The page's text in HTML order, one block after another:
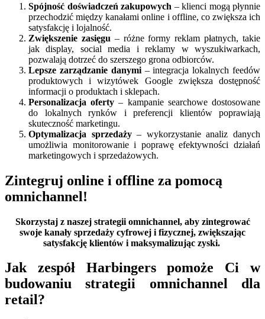
Spójność doświadczeń zakupowych – klienci mogą płynnie
przechodzić między kanałami online i offline, co zwiększa ich
satysfakcję i lojalność.
Zwiększenie zasięgu – różne formy reklam płatnych, takie
jak display, social media i reklamy w wyszukiwarkach,
pozwalają dotrzeć do szerszego grona odbiorców.
Lepsze zarządzanie danymi– integracja lokalnych feedów
produktowych i wizytówek Google zwiększa dostępność
informacji o produktach i sklepach.
Personalizacja oferty – kampanie searchowe dostosowane
do lokalnych rynków i preferencji klientów poprawiają
skuteczność marketingu.
Optymalizacja sprzedaży– wykorzystanie analiz danych
umożliwia monitorowanie i poprawę efektywności działań
marketingowych i sprzedażowych.
Zintegruj online i offline za pomocą
omnichannel!
Skorzystaj z naszej strategii omnichannel, aby zintegrować
swoje kanały sprzedaży cyfrowej i fizycznej, zwiększając
satysfakcję klientów i maksymalizując zyski.
Jak zespół Harbingers pomoże Ci w
budowaniu strategii omnichannel dla
retail?